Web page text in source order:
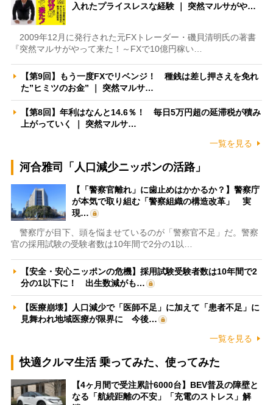
入れたプライスレスな経験 ｜ 突然マルサがや…
2009年12月に発行された元FXトレーダー・磯貝清明氏の著書
『突然マルサがやって来た！～FXで10億円稼い…
【第9回】もう一度FXでリベンジ！ 種銭は差し押さえを免れ
た”ヒミツのお金” ｜ 突然マルサ…
【第8回】年利はなんと14.6％！ 毎日5万円超の延滞税が積み
上がっていく ｜ 突然マルサ…
一覧を見る
河合雅司「人口減少ニッポンの活路」
【「警察官離れ」に歯止めはかかるか？】警察庁
が本気で取り組む「警察組織の構造改革」 実
現…
警察庁が目下、頭を悩ませているのが「警察官不足」だ。警察
官の採用試験の受験者数は10年間で2分の1以…
【安全・安心ニッポンの危機】採用試験受験者数は10年間で2
分の1以下に！ 出生数減がも…
【医療崩壊】人口減少で「医師不足」に加えて「患者不足」に
見舞われ地域医療が限界に 今後…
一覧を見る
快適クルマ生活 乗ってみた、使ってみた
【4ヶ月間で受注累計6000台】BEV普及の障壁と
なる「航続距離の不安」「充電のストレス」解